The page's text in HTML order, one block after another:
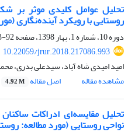
تحلیل عوامل کلیدی موثر بر
روستایی با رویکرد آینده‌نگاری
دوره 10، شماره 1، بهار 1398، صفحه
92-113
10.22059/jrur.2018.217086.993
امید امیدی شاه آباد، سیدعلی بدری،
مشاهده مقاله
اصل مقاله 4.92 M
تحلیل مقایسه‌ای ادراکات
نواحی روستایی (مورد مطالعه: